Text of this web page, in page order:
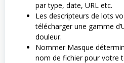
par type, date, URL etc.
Les descripteurs de lots
télécharger une gamme
douleur.
Nommer Masque
nom de fichier pour votre